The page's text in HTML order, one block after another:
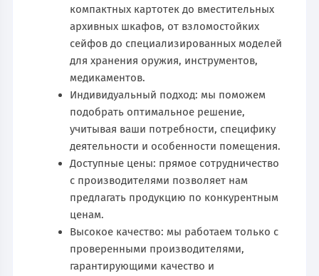
компактных картотек до вместительных
архивных шкафов, от взломостойких
сейфов до специализированных моделей
для хранения оружия, инструментов,
медикаментов.
Индивидуальный подход: мы поможем
подобрать оптимальное решение,
учитывая ваши потребности, специфику
деятельности и особенности помещения.
Доступные цены: прямое сотрудничество
с производителями позволяет нам
предлагать продукцию по конкурентным
ценам.
Высокое качество: мы работаем только с
проверенными производителями,
гарантирующими качество и